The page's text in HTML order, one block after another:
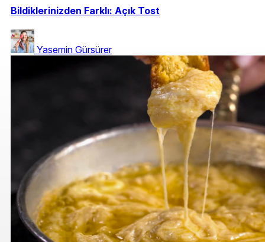
Bildiklerinizden Farklı: Açık Tost
Yasemin Gürsürer